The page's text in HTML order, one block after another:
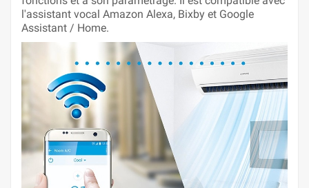
l'assistant vocal Amazon Alexa, Bixby et Google
Assistant / Home.